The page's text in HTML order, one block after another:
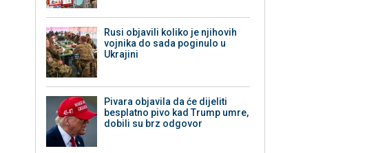
Rusi objavili koliko je njihovih
vojnika do sada poginulo u
Ukrajini
Pivara objavila da će dijeliti
besplatno pivo kad Trump umre,
dobili su brz odgovor